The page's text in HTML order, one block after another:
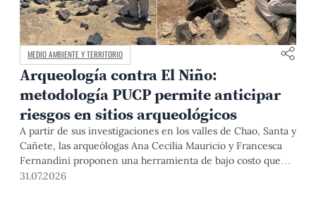
MEDIO AMBIENTE Y TERRITORIO
Arqueología contra El Niño:
metodología PUCP permite anticipar
riesgos en sitios arqueológicos
A partir de sus investigaciones en los valles de Chao, Santa y
Cañete, las arqueólogas Ana Cecilia Mauricio y Francesca
Fernandini proponen una herramienta de bajo costo que
combina datos abiertos, mapas, sistemas de información
31.07.2026